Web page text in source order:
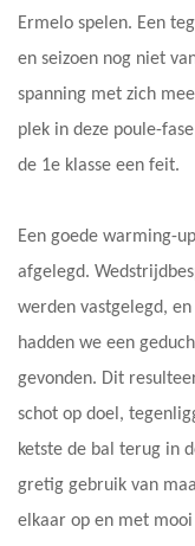
Ermelo spelen. Een
en seizoen nog niet
spanning met zich
plek in deze poule-
de 1e klasse een feit.
Een goede warming-
afgelegd.
werden vastgelegd,
hadden we een
gevonden. Dit
schot op doel,
ketste de bal terug in
gretig gebruik van
elkaar op en met